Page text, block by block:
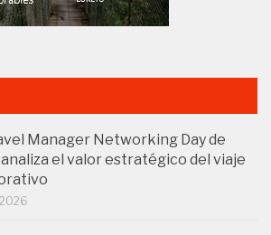
Manager Networking Day de
analiza el valor estratégico del viaje